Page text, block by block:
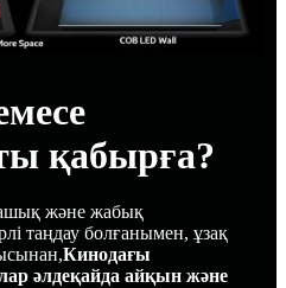
қабырға?
ашық және жабық
таңдау болғанымен, ұзақ
Кинодағы
әлдеқайда айқын және